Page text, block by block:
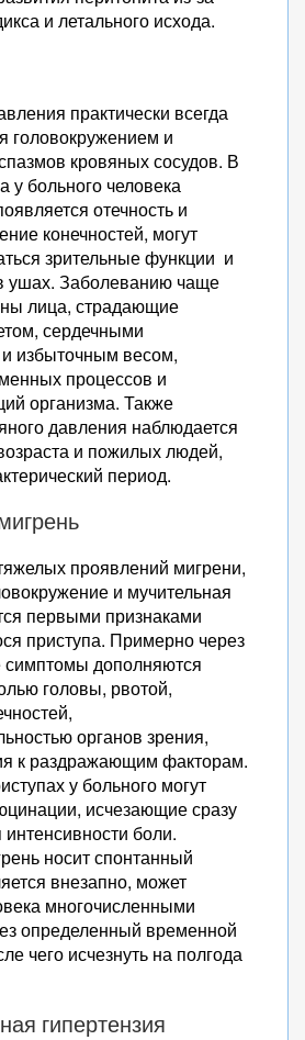
и летального исхода.
практически всегда
головокружением и
кровяных сосудов. В
у больного человека
отечность и
конечностей, могут
зрительные функции и
ушах. Заболеванию чаще
лица, страдающие
сердечными
избыточным весом,
процессов и
организма. Также
давления наблюдается
и пожилых людей,
период.
проявлений мигрени,
и мучительная
первыми признаками
приступа. Примерно через
симптомы дополняются
головы, рвотой,
органов зрения,
к раздражающим факторам.
у больного могут
исчезающие сразу
боли.
носит спонтанный
внезапно, может
многочисленными
определенный временной
чего исчезнуть на полгода
гипертензия